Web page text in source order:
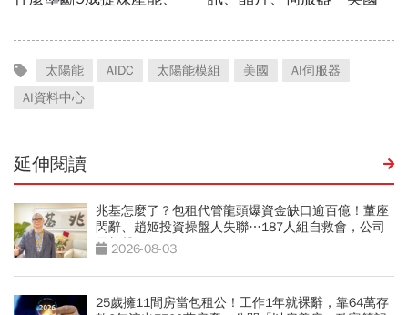
太陽能 AIDC 太陽能模組 美國
AI伺服器
AI資料中心
延伸閱讀
兆基怎麼了？包租代管龍頭爆資金缺口逾百億！董座
閃辭、趙姬投資操盤人失聯…187人組自救會，公司
最新聲明
2026-08-03
25歲擁11間房當包租公！工作1年就裸辭，靠64萬存